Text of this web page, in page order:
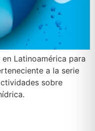
Latinoamérica para
a la serie
sobre